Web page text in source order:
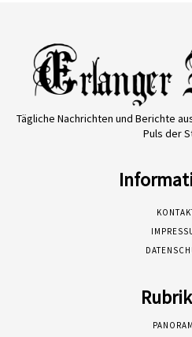
Tägliche Nachrichten und Berichte
Puls der